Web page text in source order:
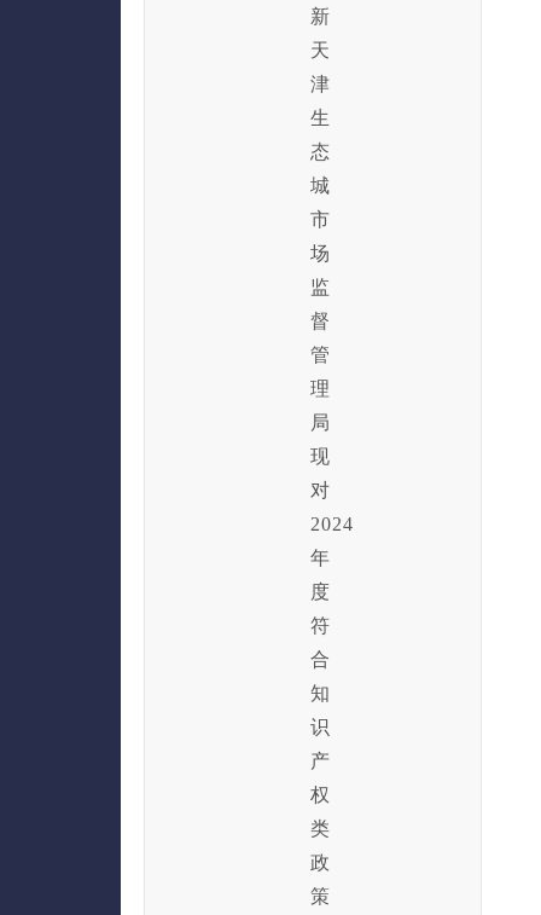
新
天
津
生
态
城
市
场
监
督
管
理
局
现
对
2024
年
度
符
合
知
识
产
权
类
政
策